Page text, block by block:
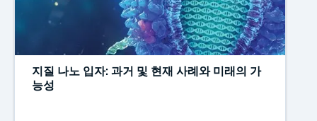
지질 나노 입자: 과거 및 현재 사례와 미래의 가
능성